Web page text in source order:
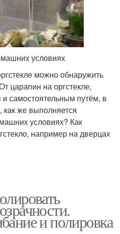
условиях
можно обнаружить
царапин на оргстекле,
самостоятельным путём, в
же выполняется
условиях? Как
например на дверцах
и полировка